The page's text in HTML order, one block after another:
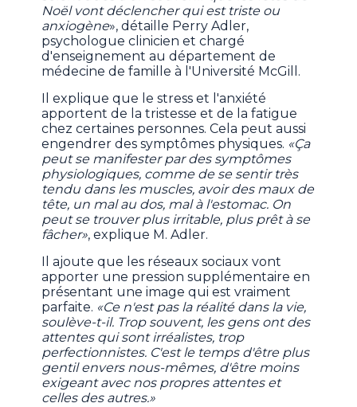
Noël vont déclencher qui est triste ou
anxiogène», détaille Perry Adler,
psychologue clinicien et chargé
d'enseignement au département de
médecine de famille à l'Université McGill.
Il explique que le stress et l'anxiété
apportent de la tristesse et de la fatigue
chez certaines personnes. Cela peut aussi
engendrer des symptômes physiques. «Ça
peut se manifester par des symptômes
physiologiques, comme de se sentir très
tendu dans les muscles, avoir des maux de
tête, un mal au dos, mal à l'estomac. On
peut se trouver plus irritable, plus prêt à se
fâcher», explique M. Adler.
Il ajoute que les réseaux sociaux vont
apporter une pression supplémentaire en
présentant une image qui est vraiment
parfaite. «Ce n'est pas la réalité dans la vie,
soulève-t-il. Trop souvent, les gens ont des
attentes qui sont irréalistes, trop
perfectionnistes. C'est le temps d'être plus
gentil envers nous-mêmes, d'être moins
exigeant avec nos propres attentes et
celles des autres.»